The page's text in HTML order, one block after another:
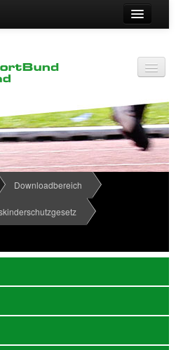
Vereinsservice
Vereinskennziffer
Passwort
Dortmund
Downloadbereich